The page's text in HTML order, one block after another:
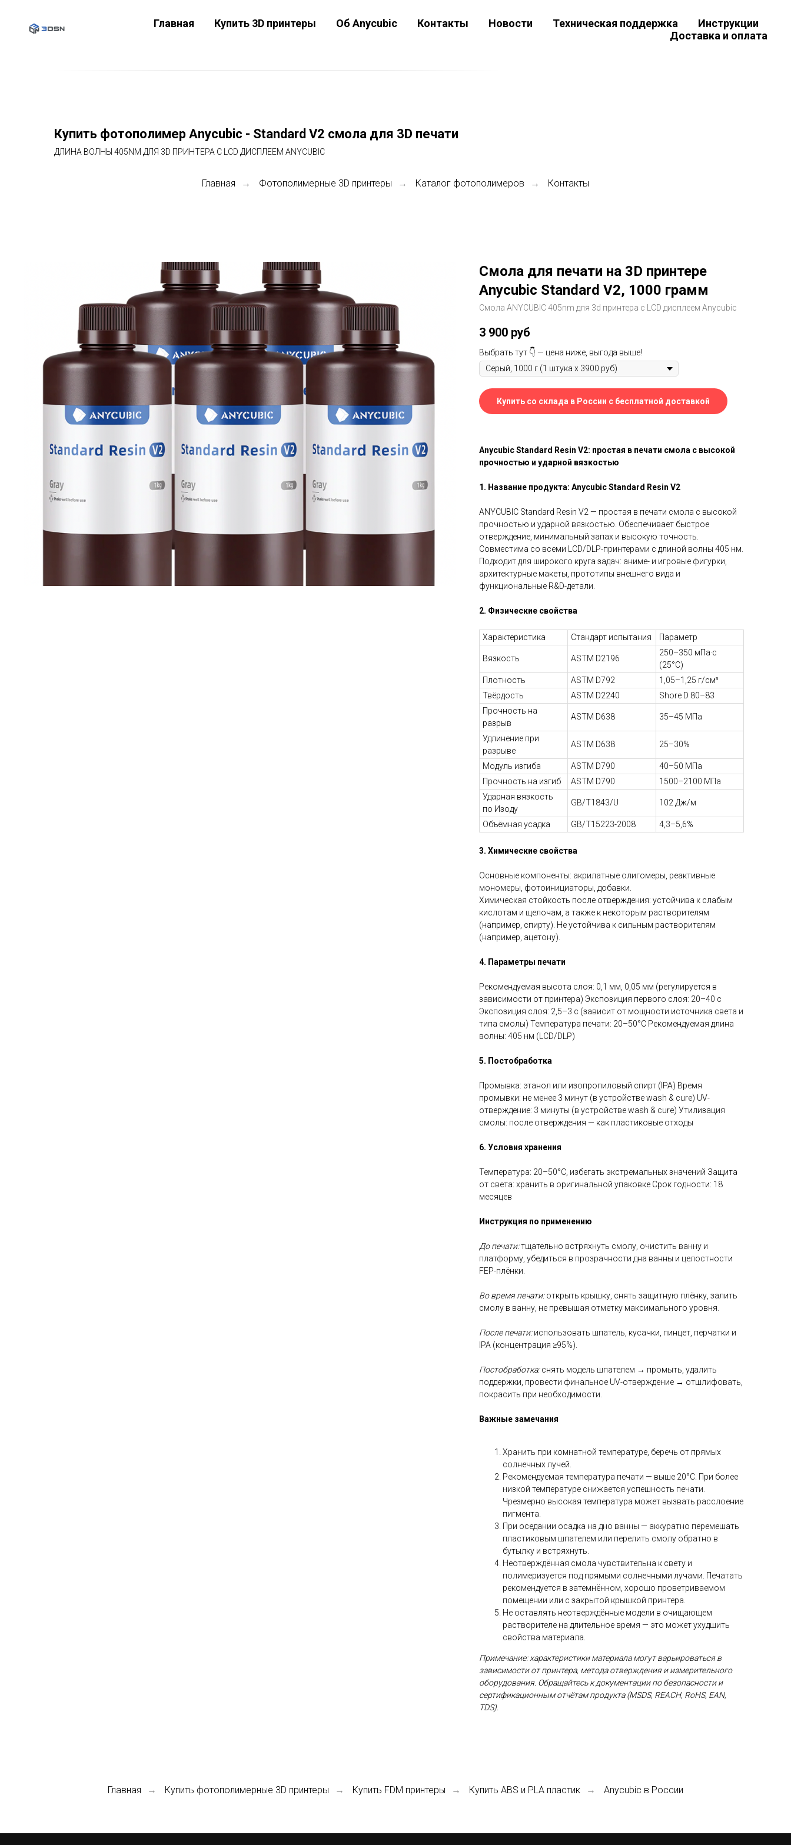
Главная Купить 3D принтеры Об Anycubic Контакты Новости Техническая поддержка
Инструкции
Доставка и оплата
Купить фотополимер Anycubic - Standard V2 смола для 3D печати
ДЛИНА ВОЛНЫ 405NM ДЛЯ 3D ПРИНТЕРА С LCD ДИСПЛЕЕМ ANYCUBIC
Главная → Фотополимерные 3D принтеры → Каталог фотополимеров → Контакты
Смола для печати на 3D принтере
Anycubic Standard V2, 1000 грамм
Смола ANYCUBIC 405nm для 3d принтера с LCD дисплеем Anycubic
3 900 руб
Выбрать тут 👇 — цена ниже, выгода выше!
Купить со склада в России с бесплатной доставкой
Anycubic Standard Resin V2: простая в печати смола с высокой
прочностью и ударной вязкостью
1. Название продукта: Anycubic Standard Resin V2
ANYCUBIC Standard Resin V2 — простая в печати смола с высокой
прочностью и ударной вязкостью. Обеспечивает быстрое
отверждение, минимальный запах и высокую точность.
Совместима со всеми LCD/DLP-принтерами с длиной волны 405 нм.
Подходит для широкого круга задач: аниме- и игровые фигурки,
архитектурные макеты, прототипы внешнего вида и
функциональные R&D-детали.
2. Физические свойства
Характеристика Стандарт испытания Параметр
Вязкость ASTM D2196
250–350 мПа·с
(25°C)
Плотность
ASTM D792
1,05–1,25 г/см³
Твёрдость
ASTM D2240
Shore D 80–83
Прочность на
разрыв
ASTM D638 35–45 МПа
Удлинение при
разрыве
ASTM D638 25–30%
Модуль изгиба ASTM D790
40–50 МПа
Прочность на изгиб
ASTM D790
1500–2100 МПа
Ударная вязкость
по Изоду
GB/T1843/U 102 Дж/м
Объёмная усадка GB/T15223-2008 4,3–5,6%
3. Химические свойства
Основные компоненты: акрилатные олигомеры, реактивные
мономеры, фотоинициаторы, добавки.
Химическая стойкость после отверждения: устойчива к слабым
кислотам и щелочам, а также к некоторым растворителям
(например, спирту). Не устойчива к сильным растворителям
(например, ацетону).
4. Параметры печати
Рекомендуемая высота слоя: 0,1 мм, 0,05 мм (регулируется в
зависимости от принтера) Экспозиция первого слоя: 20–40 с
Экспозиция слоя: 2,5–3 с (зависит от мощности источника света и
типа смолы) Температура печати: 20–50°C Рекомендуемая длина
волны: 405 нм (LCD/DLP)
5. Постобработка
Промывка: этанол или изопропиловый спирт (IPA) Время
промывки: не менее 3 минут (в устройстве wash & cure) UV-
отверждение: 3 минуты (в устройстве wash & cure) Утилизация
смолы: после отверждения — как пластиковые отходы
6. Условия хранения
Температура: 20–50°C, избегать экстремальных значений Защита
от света: хранить в оригинальной упаковке Срок годности: 18
месяцев
Инструкция по применению
До печати:тщательно встряхнуть смолу, очистить ванну и
платформу, убедиться в прозрачности дна ванны и целостности
FEP-плёнки.
Во время печати:открыть крышку, снять защитную плёнку, залить
смолу в ванну, не превышая отметку максимального уровня.
После печати:использовать шпатель, кусачки, пинцет, перчатки и
IPA (концентрация ≥95%).
Постобработка:снять модель шпателем → промыть, удалить
поддержки, провести финальное UV-отверждение → отшлифовать,
покрасить при необходимости.
Важные замечания
Хранить при комнатной температуре, беречь от прямых
солнечных лучей.
Рекомендуемая температура печати — выше 20°C. При более
низкой температуре снижается успешность печати.
Чрезмерно высокая температура может вызвать расслоение
пигмента.
При оседании осадка на дно ванны — аккуратно перемешать
пластиковым шпателем или перелить смолу обратно в
бутылку и встряхнуть.
Неотверждённая смола чувствительна к свету и
полимеризуется под прямыми солнечными лучами. Печатать
рекомендуется в затемнённом, хорошо проветриваемом
помещении или с закрытой крышкой принтера.
Не оставлять неотверждённые модели в очищающем
растворителе на длительное время — это может ухудшить
свойства материала.
Примечание: характеристики материала могут варьироваться в
зависимости от принтера, метода отверждения и измерительного
оборудования. Обращайтесь к документации по безопасности и
сертификационным отчётам продукта (MSDS, REACH, RoHS, EAN,
TDS).
Главная → Купить фотополимерные 3D принтеры → Купить FDM принтеры → Купить ABS и PLA пластик → Anycubic в России